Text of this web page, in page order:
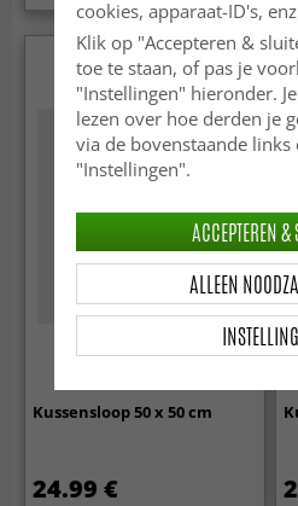
Kussensloop 50 x 50 cm
24.99 €
cookies, apparaat-ID's,
Klik op "Accepteren &
toe te staan, of pas je
"Instellingen" hieronder.
lezen over hoe derden je
via de bovenstaande links
"Instellingen".
ALLEEN
ACCEPTEREN &